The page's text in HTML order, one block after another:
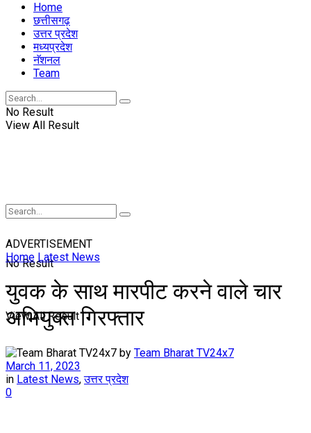
Home
छत्तीसगढ़
उत्तर प्रदेश
मध्यप्रदेश
नॅशनल
Team
No Result
View All Result
No Result
View All Result
ADVERTISEMENT
Home Latest News
युवक के साथ मारपीट करने वाले चार
अभियुक्त गिरफ्तार
by Team Bharat TV24x7
March 11, 2023
in Latest News,उत्तर प्रदेश
0